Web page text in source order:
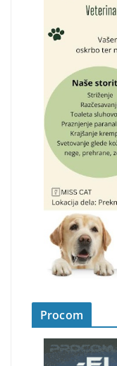
Procom